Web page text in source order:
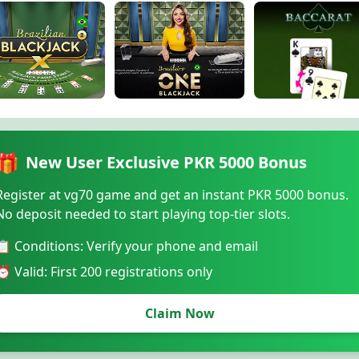
Blackjack 1 Classic Speed Blackjack 23 Turkish VIP
New User Exclusive PKR 5000 Bonus
at vg70 game and get an instant PKR 5000 bonus.
deposit needed to start playing top-tier slots.
Conditions: Verify your phone and email
Valid: First 200 registrations only
Claim Now